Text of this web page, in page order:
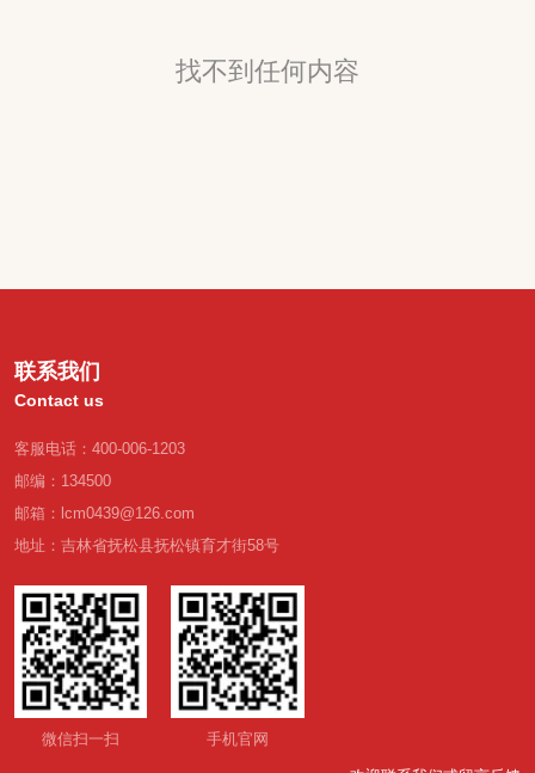
找不到任何内容
联系我们
Contact us
客服电话：400-006-1203
邮编：134500
邮箱：lcm0439@126.com
地址：吉林省抚松县抚松镇育才街58号
微信扫一扫 手机官网